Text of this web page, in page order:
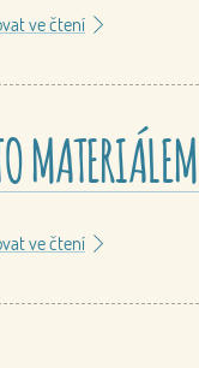
ve čtení
ve čtení